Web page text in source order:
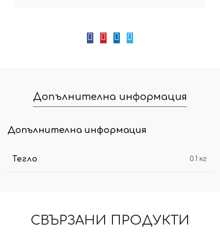
Допълнителна информация
Допълнителна информация
Тегло 0.1 кг
СВЪРЗАНИ ПРОДУКТИ